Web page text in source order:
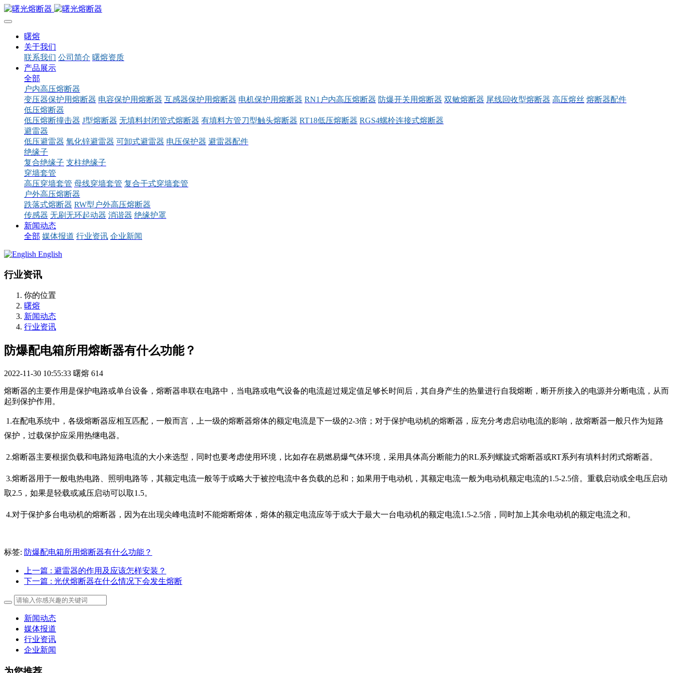
曙熔
关于我们
联系我们 公司简介 曙熔资质
产品展示
全部
户内高压熔断器
变压器保护用熔断器 电容保护用熔断器 互感器保护用熔断器 电机保护用熔断器 RN1户内高压熔断器 防爆开关用熔断器 双敏熔断器 尾线回收型熔断器 高压熔丝 熔断器配件
低压熔断器
低压熔断撞击器 J型熔断器 无填料封闭管式熔断器 有填料方管刀型触头熔断器 RT18低压熔断器 RGS4螺栓连接式熔断器
避雷器
低压避雷器 氧化锌避雷器 可卸式避雷器 电压保护器 避雷器配件
绝缘子
复合绝缘子 支柱绝缘子
穿墙套管
高压穿墙套管 母线穿墙套管 复合干式穿墙套管
户外高压熔断器
跌落式熔断器 RW型户外高压熔断器
传感器 无刷无环起动器 消谐器 绝缘护罩
新闻动态
全部 媒体报道 行业资讯 企业新闻
English
行业资讯
你的位置
曙熔
新闻动态
行业资讯
防爆配电箱所用熔断器有什么功能？
2022-11-30 10:55:33 曙熔 614
熔断器的主要作用是保护电路或单台设备，熔断器串联在电路中，当电路或电气设备的电流超过规定值足够长时间后，其自身产生的热量进行自我熔断，断开所接入的电源并分断电流，从而
起到保护作用。
1.在配电系统中，各级熔断器应相互匹配，一般而言，上一级的熔断器熔体的额定电流是下一级的2-3倍；对于保护电动机的熔断器，应充分考虑启动电流的影响，故熔断器一般只作为短路
保护，过载保护应采用热继电器。
2.熔断器主要根据负载和电路短路电流的大小来选型，同时也要考虑使用环境，比如存在易燃易爆气体环境，采用具体高分断能力的RL系列螺旋式熔断器或RT系列有填料封闭式熔断器。
3.熔断器用于一般电热电路、照明电路等，其额定电流一般等于或略大于被控电流中各负载的总和；如果用于电动机，其额定电流一般为电动机额定电流的1.5-2.5倍。重载启动或全电压启动
取2.5，如果是轻载或减压启动可以取1.5。
4.对于保护多台电动机的熔断器，因为在出现尖峰电流时不能熔断熔体，熔体的额定电流应等于或大于最大一台电动机的额定电流1.5-2.5倍，同时加上其余电动机的额定电流之和。
标签: 防爆配电箱所用熔断器有什么功能？
上一篇 : 避雷器的作用及应该怎样安装？
下一篇 : 光伏熔断器在什么情况下会发生熔断
新闻动态
媒体报道
行业资讯
企业新闻